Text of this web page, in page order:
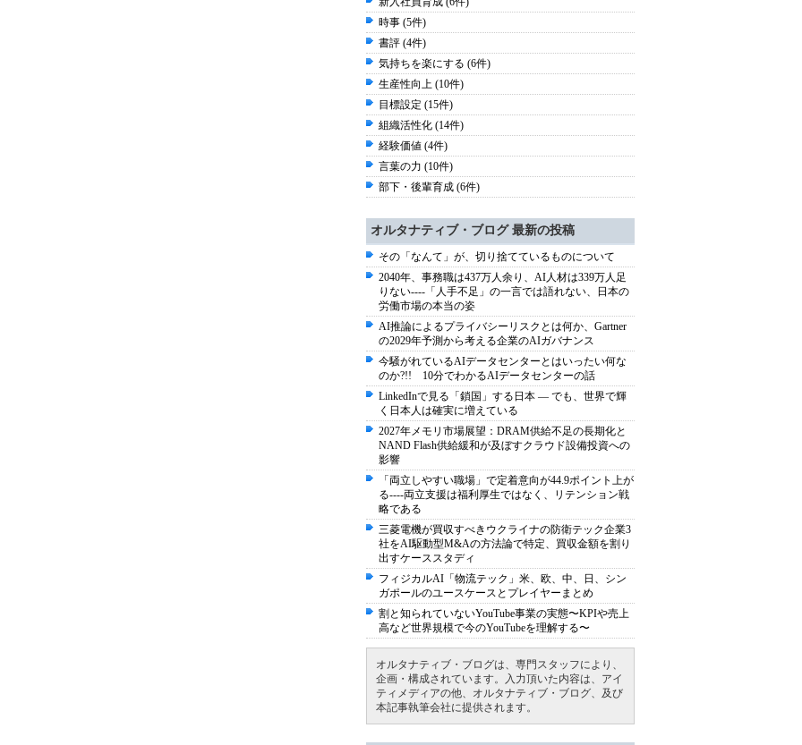
時事 (5件)
書評 (4件)
気持ちを楽にする (6件)
生産性向上 (10件)
目標設定 (15件)
組織活性化 (14件)
経験価値 (4件)
言葉の力 (10件)
部下・後輩育成 (6件)
オルタナティブ・ブログ 最新の投稿
その「なんて」が、切り捨てているものについて
2040年、事務職は437万人余り、AI人材は339万人足
りない----「人手不足」の一言では語れない、日本の
労働市場の本当の姿
AI推論によるプライバシーリスクとは何か、Gartner
の2029年予測から考える企業のAIガバナンス
今騒がれているAIデータセンターとはいったい何な
のか?!! 10分でわかるAIデータセンターの話
LinkedInで見る「鎖国」する日本 ― でも、世界で輝
く日本人は確実に増えている
2027年メモリ市場展望：DRAM供給不足の長期化と
NAND Flash供給緩和が及ぼすクラウド設備投資への
影響
「両立しやすい職場」で定着意向が44.9ポイント上が
る----両立支援は福利厚生ではなく、リテンション戦
略である
三菱電機が買収すべきウクライナの防衛テック企業3
社をAI駆動型M&Aの方法論で特定、買収金額を割り
出すケーススタディ
フィジカルAI「物流テック」米、欧、中、日、シン
ガポールのユースケースとプレイヤーまとめ
割と知られていないYouTube事業の実態〜KPIや売上
高など世界規模で今のYouTubeを理解する〜
オルタナティブ・ブログは、専門スタッフにより、
企画・構成されています。入力頂いた内容は、アイ
ティメディアの他、オルタナティブ・ブログ、及び
本記事執筆会社に提供されます。